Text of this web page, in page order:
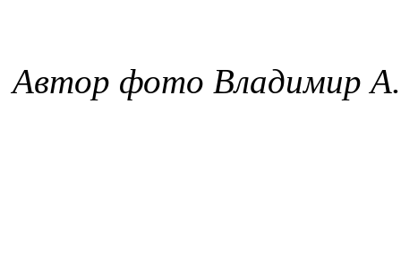
Автор фото Владимир А.